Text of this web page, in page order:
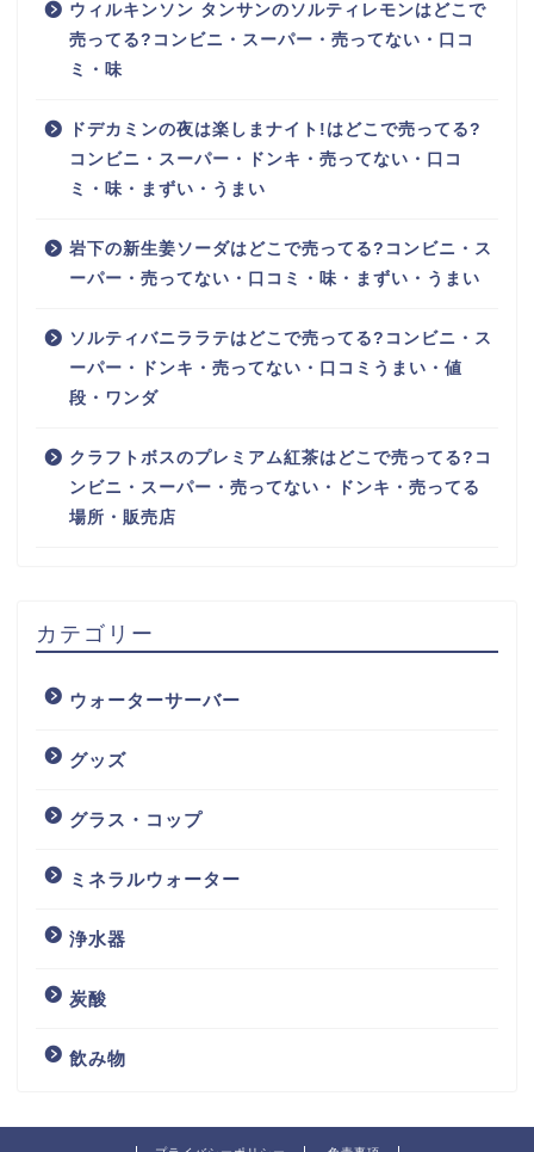
ウィルキンソン タンサンのソルティレモンはどこで
売ってる?コンビニ・スーパー・売ってない・口コ
ミ・味
ドデカミンの夜は楽しまナイト!はどこで売ってる?
コンビニ・スーパー・ドンキ・売ってない・口コ
ミ・味・まずい・うまい
岩下の新生姜ソーダはどこで売ってる?コンビニ・ス
ーパー・売ってない・口コミ・味・まずい・うまい
ソルティバニララテはどこで売ってる?コンビニ・ス
ーパー・ドンキ・売ってない・口コミうまい・値
段・ワンダ
クラフトボスのプレミアム紅茶はどこで売ってる?コ
ンビニ・スーパー・売ってない・ドンキ・売ってる
場所・販売店
カテゴリー
ウォーターサーバー
グッズ
グラス・コップ
ミネラルウォーター
浄水器
炭酸
飲み物